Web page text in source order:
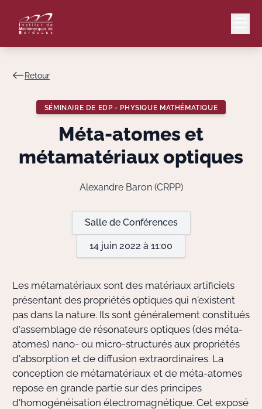
Lang
Actions
Doctorant·e·s
Bibliothèque
Informatique
Retour
SÉMINAIRE DE EDP - PHYSIQUE MATHÉMATIQUE
Méta-atomes et
métamatériaux optiques
Alexandre Baron (CRPP)
Salle de Conférences
14 juin 2022 à 11:00
Les métamatériaux sont des matériaux artificiels
présentant des propriétés optiques qui n'existent
pas dans la nature. Ils sont généralement constitués
d'assemblage de résonateurs optiques (des méta-
atomes) nano- ou micro-structurés aux propriétés
d'absorption et de diffusion extraordinaires. La
conception de métamatériaux et de méta-atomes
repose en grande partie sur des principes
d'homogénéisation électromagnétique. Cet exposé